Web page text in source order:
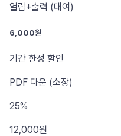
열람+출력 (대여)
6,000원
기간 한정 할인
PDF 다운 (소장)
25%
12,000원